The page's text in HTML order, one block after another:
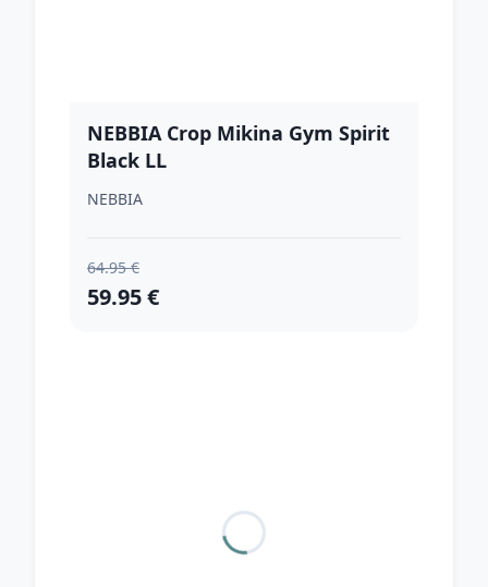
NEBBIA Crop Mikina Gym Spirit
Black LL
NEBBIA
64.95 €
59.95 €